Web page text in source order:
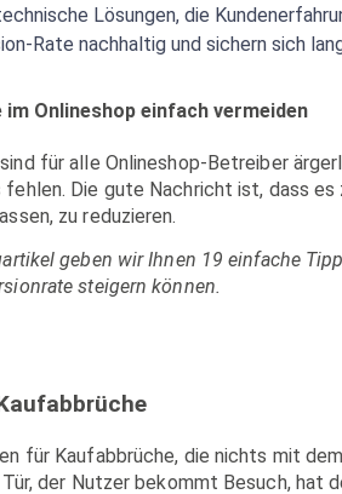
Lösungen, die
Rate nachhaltig und sichern sich
im Onlineshop einfach vermeiden
für alle Onlineshop-Betreiber
Die gute Nachricht ist, dass
zu reduzieren.
geben wir Ihnen 19 einfache
steigern können.
für Kaufabbrüche, die nichts mit
der Nutzer bekommt Besuch, hat